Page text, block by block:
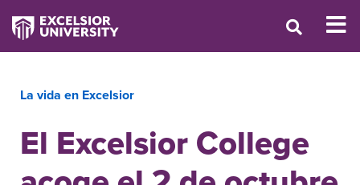
La vida en Excelsior
El Excelsior College